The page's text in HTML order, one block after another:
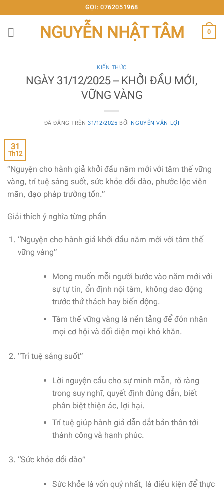
đến
nội
GỌI: 0762051968
NGUYỄN NHẬT TÂM 0
KIẾN THỨC
NGÀY 31/12/2025 – KHỞI ĐẦU MỚI,
VỮNG VÀNG
ĐÃ ĐĂNG TRÊN 31/12/2025 BỞI NGUYỄN VĂN LỢI
31
Th12
“Nguyện cho hành giả khởi đầu năm mới với tâm thế vững
vàng, trí tuệ sáng suốt, sức khỏe dồi dào, phước lộc viên
mãn, đạo pháp trường tồn.”
Giải thích ý nghĩa từng phần
“Nguyện cho hành giả khởi đầu năm mới với tâm thế
vững vàng”
Mong muốn mỗi người bước vào năm mới với
sự tự tin, ổn định nội tâm, không dao động
trước thử thách hay biến động.
Tâm thế vững vàng là nền tảng để đón nhận
mọi cơ hội và đối diện mọi khó khăn.
“Trí tuệ sáng suốt”
Lời nguyện cầu cho sự minh mẫn, rõ ràng
trong suy nghĩ, quyết định đúng đắn, biết
phân biệt thiện ác, lợi hại.
Trí tuệ giúp hành giả dẫn dắt bản thân tới
thành công và hạnh phúc.
“Sức khỏe dồi dào”
Sức khỏe là vốn quý nhất, là điều kiện để thực